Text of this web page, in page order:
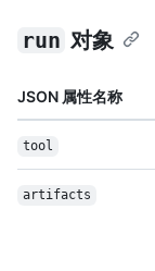
run 对象
JSON 属性名称
tool
artifacts